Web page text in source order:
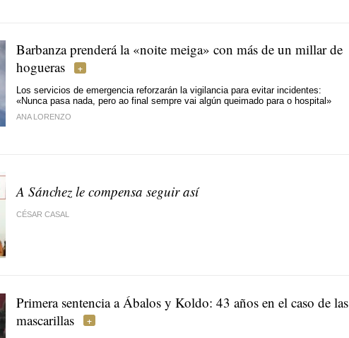
Barbanza prenderá la «noite meiga» con más de un millar de
hogueras
Los servicios de emergencia reforzarán la vigilancia para evitar incidentes:
«Nunca pasa nada, pero ao final sempre vai algún queimado para o hospital»
ANA LORENZO
A Sánchez le compensa seguir así
CÉSAR CASAL
Primera sentencia a Ábalos y Koldo: 43 años en el caso de las
mascarillas